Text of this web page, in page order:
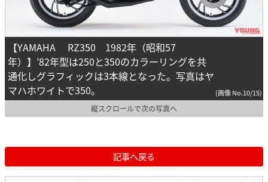
【YAMAHA RZ350 1982年（昭和57
年）】’82年型は250と350のカラーリングを共
通化しグラフィックは3本線となった。写真はヤ
マハホワイトで350。
(画像 No.10/15)
縦スクロールで次の写真へ
記事へ戻る